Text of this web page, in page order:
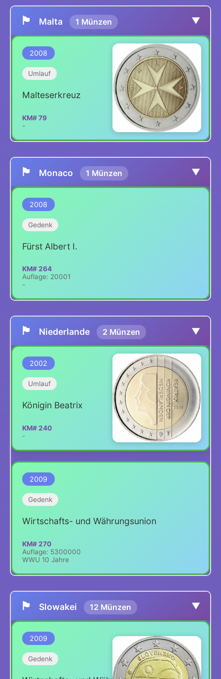
🏴 Malta 1 Münzen ▼
2008
Umlauf
Malteserkreuz
KM# 79
-
🏴 Monaco 1 Münzen ▼
2008
Gedenk
Fürst Albert I.
KM# 264
Auflage: 20001
-
🏴 Niederlande 2 Münzen ▼
2002
Umlauf
Königin Beatrix
KM# 240
-
2009
Gedenk
Wirtschafts- und Währungsunion
KM# 270
Auflage: 5300000
WWU 10 Jahre
🏴 Slowakei 12 Münzen ▼
2009
Gedenk